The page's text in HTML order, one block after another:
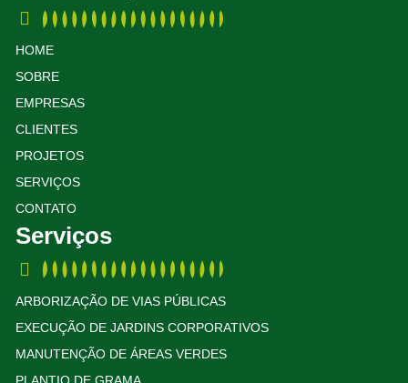
HOME
SOBRE
EMPRESAS
CLIENTES
PROJETOS
SERVIÇOS
CONTATO
Serviços
ARBORIZAÇÃO DE VIAS PÚBLICAS
EXECUÇÃO DE JARDINS CORPORATIVOS
MANUTENÇÃO DE ÁREAS VERDES
PLANTIO DE GRAMA